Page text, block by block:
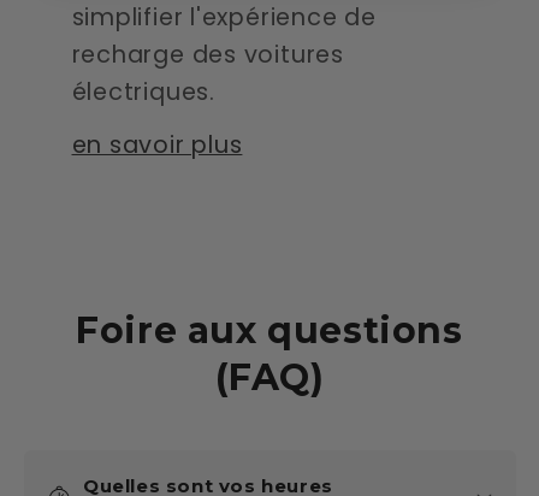
simplifier l'expérience de
recharge des voitures
électriques.
en savoir plus
Foire aux questions
(FAQ)
Quelles sont vos heures